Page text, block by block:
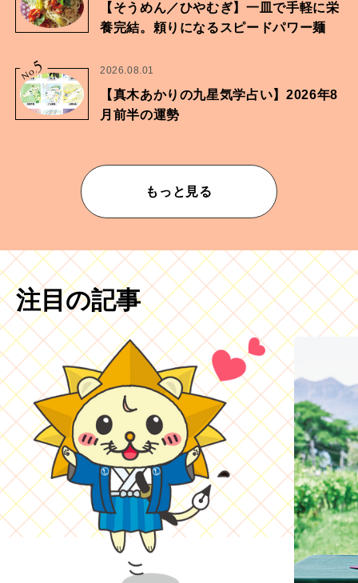
【そうめん／ひやむぎ】一皿で手軽に栄
養完結。頼りになるスピードパワー麺
No.5 2026.08.01
【真木あかりの九星気学占い】2026年8
月前半の運勢
もっと見る
注目の記事